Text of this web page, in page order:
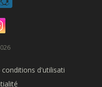
d'utilisation